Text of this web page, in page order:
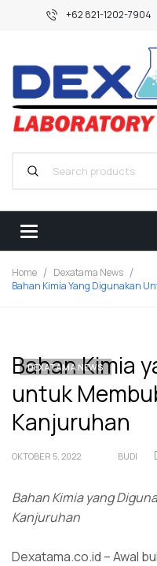
+62 821-1202-7904
Home
Dexatama News
Bahan Kimia Yang Digunakan
DEXATAMA NEWS
Bahan Kimia
untuk
Kanjuruhan
OKTOBER 5, 2022 BUDI
Bahan Kimia yang
Kanjuruhan
Dexatama.co.id – Awal